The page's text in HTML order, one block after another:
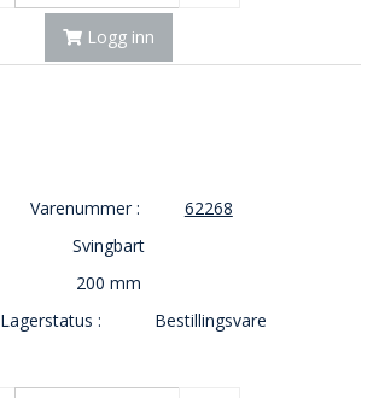
Logg inn
Varenummer :
62268
Svingbart
200 mm
Lagerstatus :
Bestillingsvare